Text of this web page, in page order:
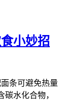
小妙招
条可避免热量
水化合物，